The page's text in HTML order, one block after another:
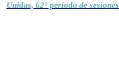
Unidas, 62° período de sesiones